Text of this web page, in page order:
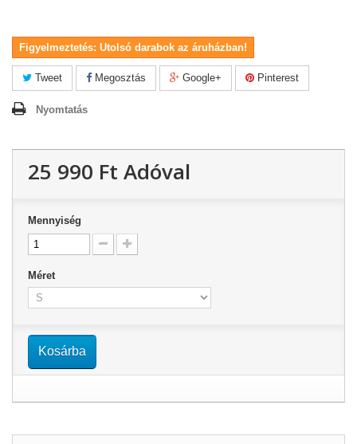
Figyelmeztetés: Utolsó darabok az áruházban!
Tweet Megosztás Google+ Pinterest
Nyomtatás
25 990 Ft‎ Adóval
Mennyiség
Méret
Kosárba